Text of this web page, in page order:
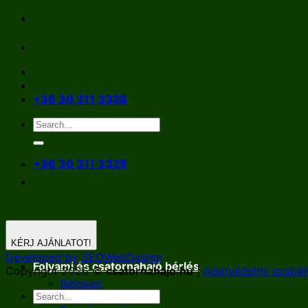
Skip
content
+36 30 311 3328
+36 30 311 3328
Folyami és csatornahajó bérlés
Belgium
Németország
KÉRJ AJÁNLATOT!
Developed by SEOWebDesign
Copyright 2026 ©csatornahajo.hu| Adatvédelmi